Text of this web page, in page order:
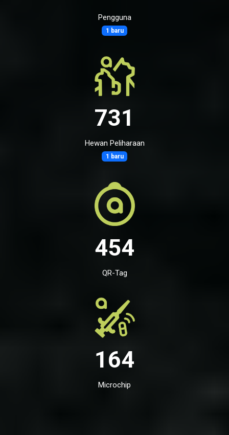
Pengguna
1 baru
731
Hewan Peliharaan
1 baru
454
QR-Tag
164
Microchip